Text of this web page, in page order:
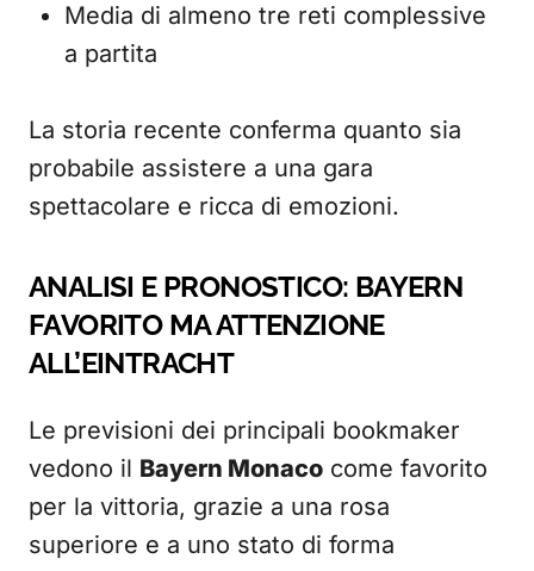
Media di almeno tre reti complessive
a partita
La storia recente conferma quanto sia
probabile assistere a una gara
spettacolare e ricca di emozioni.
ANALISI E PRONOSTICO: BAYERN
FAVORITO MA ATTENZIONE
ALL’EINTRACHT
Le previsioni dei principali bookmaker
vedono il Bayern Monaco come favorito
per la vittoria, grazie a una rosa
superiore e a uno stato di forma